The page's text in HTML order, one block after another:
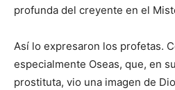
profunda del creyente en el
Así lo expresaron los profetas.
especialmente Oseas, que, en
prostituta, vio una imagen de